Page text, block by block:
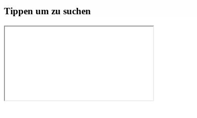
Tippen um zu suchen